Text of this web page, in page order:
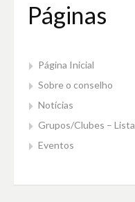
Páginas
Página Inicial
Sobre o conselho
Notícias
Grupos/Clubes – Lista
Eventos